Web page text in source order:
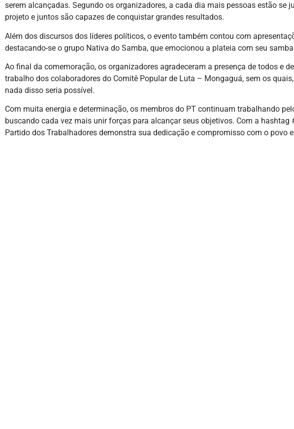
serem alcançadas. Segundo os organizadores, a cada dia mais pessoas estão se
projeto e juntos são capazes de conquistar grandes resultados.
Além dos discursos dos líderes políticos, o evento também contou com
destacando-se o grupo Nativa do Samba, que emocionou a plateia com seu
Ao final da comemoração, os organizadores agradeceram a presença de todos e
trabalho dos colaboradores do Comitê Popular de Luta – Mongaguá, sem os
nada disso seria possível.
Com muita energia e determinação, os membros do PT continuam trabalhando
buscando cada vez mais unir forças para alcançar seus objetivos. Com a hashtag
Partido dos Trabalhadores demonstra sua dedicação e compromisso com o povo